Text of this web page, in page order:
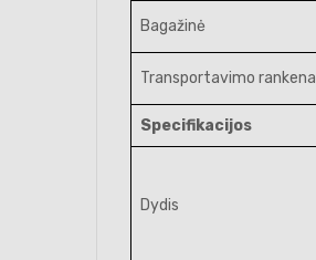
Bagažinė
Transportavimo rankena
Specifikacijos
Dydis